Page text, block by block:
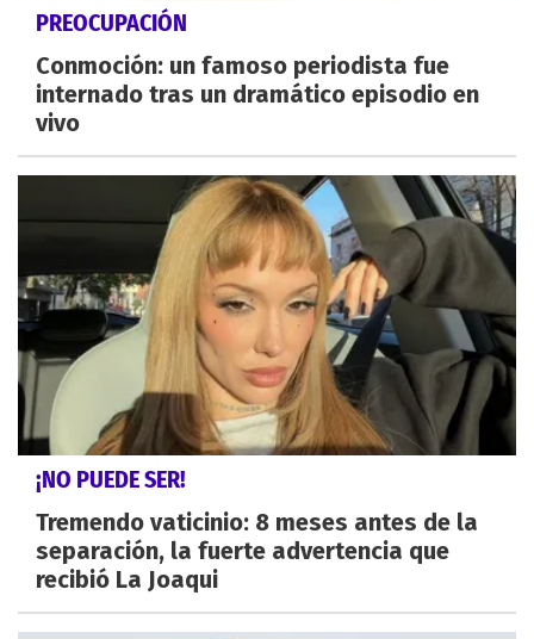
PREOCUPACIÓN
Conmoción: un famoso periodista fue
internado tras un dramático episodio en
vivo
¡NO PUEDE SER!
Tremendo vaticinio: 8 meses antes de la
separación, la fuerte advertencia que
recibió La Joaqui